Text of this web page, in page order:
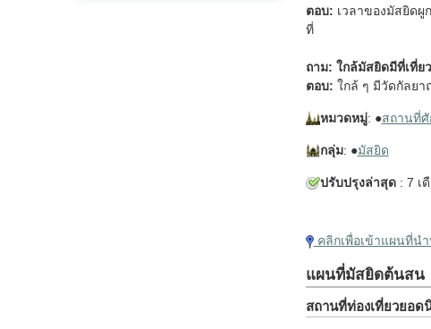
ตอบ: เวลาของมัสยิด
ที่
ถาม: ใกล้มัสยิดมีที่เที่ย
ตอบ: ใกล้ ๆ มีวัดกัลย
หมวดหมู่: ●สถานที่
กลุ่ม: ●มัสยิด
ปรับปรุงล่าสุด: 7 เ
คลิกเพื่อเข้าแผนที่นำ
แผนที่มัสยิดต้นสน
สถานที่ท่องเที่ยวยอด